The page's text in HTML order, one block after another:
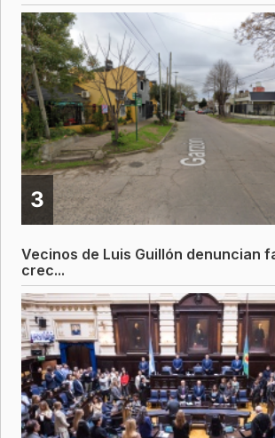
3
Vecinos de Luis Guillón denuncian
crec...